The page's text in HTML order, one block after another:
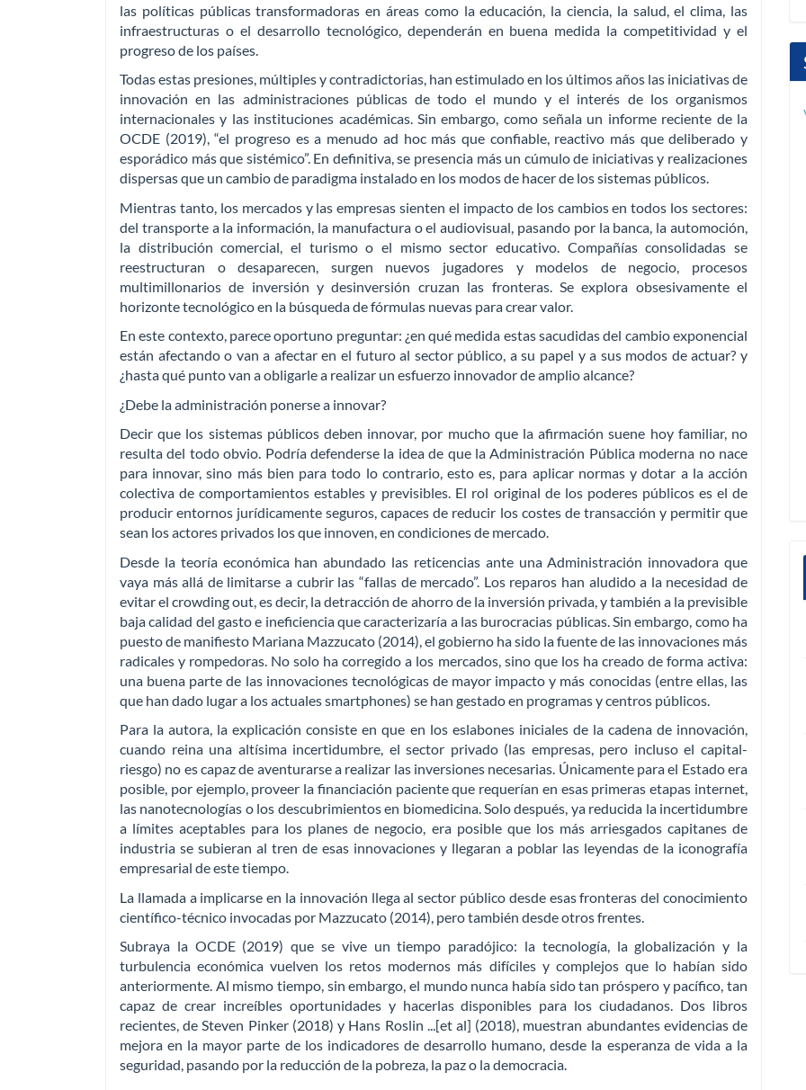
las políticas públicas transformadoras en áreas como la educación, la ciencia, la salud, el clima, las
infraestructuras o el desarrollo tecnológico, dependerán en buena medida la competitividad y el
progreso de los países.
Todas estas presiones, múltiples y contradictorias, han estimulado en los últimos años las iniciativas de
innovación en las administraciones públicas de todo el mundo y el interés de los organismos
internacionales y las instituciones académicas. Sin embargo, como señala un informe reciente de la
OCDE (2019), “el progreso es a menudo ad hoc más que confiable, reactivo más que deliberado y
esporádico más que sistémico”. En definitiva, se presencia más un cúmulo de iniciativas y realizaciones
dispersas que un cambio de paradigma instalado en los modos de hacer de los sistemas públicos.
Mientras tanto, los mercados y las empresas sienten el impacto de los cambios en todos los sectores:
del transporte a la información, la manufactura o el audiovisual, pasando por la banca, la automoción,
la distribución comercial, el turismo o el mismo sector educativo. Compañías consolidadas se
reestructuran o desaparecen, surgen nuevos jugadores y modelos de negocio, procesos
multimillonarios de inversión y desinversión cruzan las fronteras. Se explora obsesivamente el
horizonte tecnológico en la búsqueda de fórmulas nuevas para crear valor.
En este contexto, parece oportuno preguntar: ¿en qué medida estas sacudidas del cambio exponencial
están afectando o van a afectar en el futuro al sector público, a su papel y a sus modos de actuar? y
¿hasta qué punto van a obligarle a realizar un esfuerzo innovador de amplio alcance?
¿Debe la administración ponerse a innovar?
Decir que los sistemas públicos deben innovar, por mucho que la afirmación suene hoy familiar, no
resulta del todo obvio. Podría defenderse la idea de que la Administración Pública moderna no nace
para innovar, sino más bien para todo lo contrario, esto es, para aplicar normas y dotar a la acción
colectiva de comportamientos estables y previsibles. El rol original de los poderes públicos es el de
producir entornos jurídicamente seguros, capaces de reducir los costes de transacción y permitir que
sean los actores privados los que innoven, en condiciones de mercado.
Desde la teoría económica han abundado las reticencias ante una Administración innovadora que
vaya más allá de limitarse a cubrir las “fallas de mercado”. Los reparos han aludido a la necesidad de
evitar el crowding out, es decir, la detracción de ahorro de la inversión privada, y también a la previsible
baja calidad del gasto e ineficiencia que caracterizaría a las burocracias públicas. Sin embargo, como ha
puesto de manifiesto Mariana Mazzucato (2014), el gobierno ha sido la fuente de las innovaciones más
radicales y rompedoras. No solo ha corregido a los mercados, sino que los ha creado de forma activa:
una buena parte de las innovaciones tecnológicas de mayor impacto y más conocidas (entre ellas, las
que han dado lugar a los actuales smartphones) se han gestado en programas y centros públicos.
Para la autora, la explicación consiste en que en los eslabones iniciales de la cadena de innovación,
cuando reina una altísima incertidumbre, el sector privado (las empresas, pero incluso el capital-
riesgo) no es capaz de aventurarse a realizar las inversiones necesarias. Únicamente para el Estado era
posible, por ejemplo, proveer la financiación paciente que requerían en esas primeras etapas internet,
las nanotecnologías o los descubrimientos en biomedicina. Solo después, ya reducida la incertidumbre
a límites aceptables para los planes de negocio, era posible que los más arriesgados capitanes de
industria se subieran al tren de esas innovaciones y llegaran a poblar las leyendas de la iconografía
empresarial de este tiempo.
La llamada a implicarse en la innovación llega al sector público desde esas fronteras del conocimiento
científico-técnico invocadas por Mazzucato (2014), pero también desde otros frentes.
Subraya la OCDE (2019) que se vive un tiempo paradójico: la tecnología, la globalización y la
turbulencia económica vuelven los retos modernos más difíciles y complejos que lo habían sido
anteriormente. Al mismo tiempo, sin embargo, el mundo nunca había sido tan próspero y pacífico, tan
capaz de crear increíbles oportunidades y hacerlas disponibles para los ciudadanos. Dos libros
recientes, de Steven Pinker (2018) y Hans Roslin ...[et al] (2018), muestran abundantes evidencias de
mejora en la mayor parte de los indicadores de desarrollo humano, desde la esperanza de vida a la
seguridad, pasando por la reducción de la pobreza, la paz o la democracia.